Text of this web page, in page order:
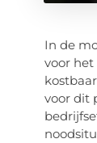
In de
voor het
voor dit